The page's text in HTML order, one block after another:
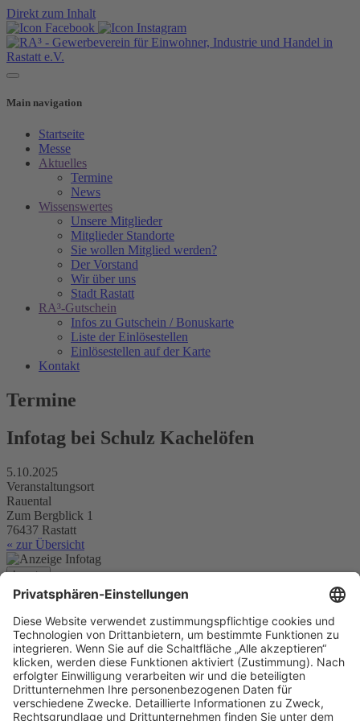
Direkt zum Inhalt
Main navigation
Startseite
Messe
Aktuelles
Termine
News
Wissenswertes
Unsere Mitglieder
Mitglieder Standorte
Sie wollen Mitglied werden?
Der Vorstand
Wir über uns
Stadt Rastatt
RA³-Gutschein
Infos zu Gutschein / Bonuskarte
Liste der Einlösestellen
Einlösestellen auf der Karte
Kontakt
Termine
Infotag bei Schulz Kachelöfen
5.10.2025
Veranstaltungsort
Rauental
Zum Bergblick 1
76437 Rastatt
« zur Übersicht
Locate
Infotag bei Schulz Kachelöfen
Rauental
Planen Sie Ihre Route...